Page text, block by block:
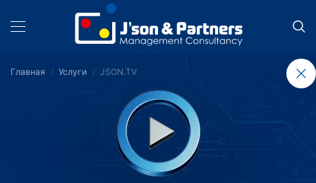
Главная Услуги JSON.TV